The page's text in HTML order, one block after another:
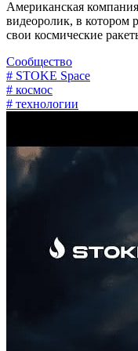
Американская
видеоролик, в котором
свои космические
Сообщество
# STOKE Space
# космос
# технологии